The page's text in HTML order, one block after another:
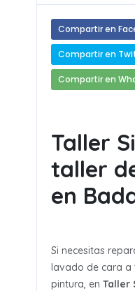
Compartir en
Compartir en
Compartir en
Taller
taller
en
Si necesitas
lavado de cara a
pintura, enTaller